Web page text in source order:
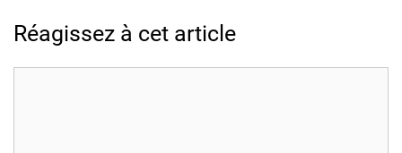
Réagissez à cet article